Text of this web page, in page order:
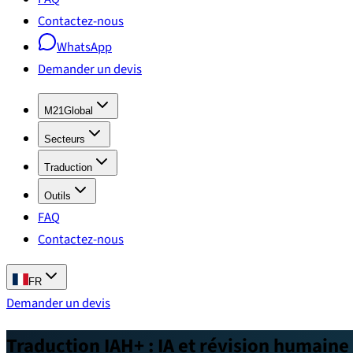
Contactez-nous
WhatsApp
Demander un devis
M21Global
Secteurs
Traduction
Outils
FAQ
Contactez-nous
FR
Demander un devis
Traduction IAH+ : IA et révision